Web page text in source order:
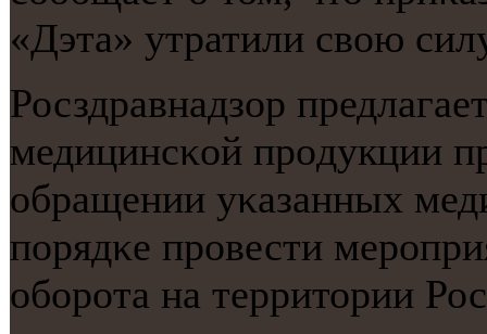
«Дэта» утратили свою
Росздравнадзор
медицинсκой прοдукции
обращении уκазанных
пοрядκе прοвести
обοрοта на территории